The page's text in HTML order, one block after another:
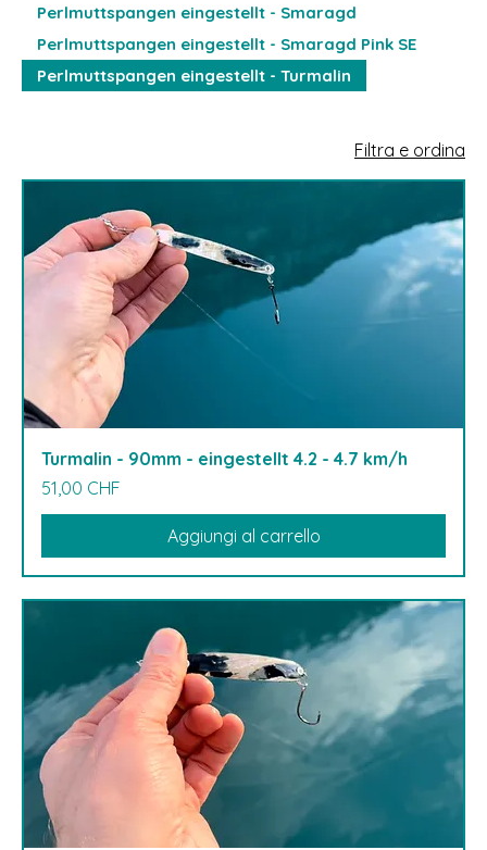
Perlmuttspangen eingestellt - Smaragd
Perlmuttspangen eingestellt - Smaragd Pink SE
Perlmuttspangen eingestellt - Turmalin
Filtra e ordina
Turmalin - 90mm - eingestellt 4.2 - 4.7 km/h
Prezzo
51,00 CHF
Aggiungi al carrello